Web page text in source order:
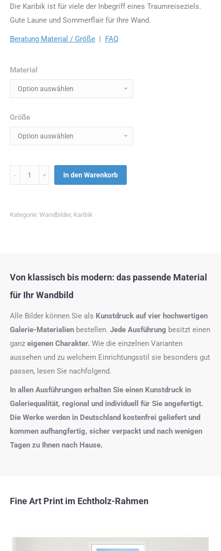
Die Karibik ist für viele der Inbegriff eines Traumreiseziels.
Gute Laune und Sommerflair für Ihre Wand.
Beratung Material / Größe | FAQ
Material
Größe
Menge In den Warenkorb
Kategorie: Wandbilder, Karibik
Von klassisch bis modern: das passende Material
für Ihr Wandbild
Alle Bilder können Sie als Kunstdruck auf vier hochwertigen
Galerie-Materialien bestellen. Jede Ausführung besitzt einen
ganz eigenen Charakter. Wie die einzelnen Varianten
aussehen und zu welchem Einrichtungsstil sie besonders gut
passen, lesen Sie nachfolgend.
In allen Ausführungen erhalten Sie einen Kunstdruck in
Galeriequalität, regional und individuell für Sie angefertigt.
Die Werke werden in Deutschland kostenfrei geliefert und
kommen aufhangfertig, sicher verpackt und nach wenigen
Tagen zu Ihnen nach Hause.
Fine Art Print im Echtholz-Rahmen